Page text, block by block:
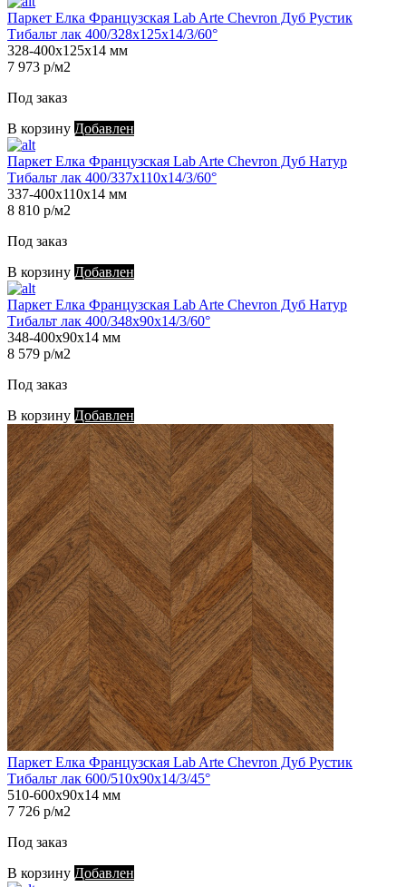
Паркет Елка Французская Lab Arte Chevron Дуб Рустик
Тибальт лак 400/328х125х14/3/60°
328-400х125х14 мм
7 973 р/м2
Под заказ
В корзину Добавлен
Паркет Елка Французская Lab Arte Chevron Дуб Натур
Тибальт лак 400/337х110х14/3/60°
337-400х110х14 мм
8 810 р/м2
Под заказ
В корзину Добавлен
Паркет Елка Французская Lab Arte Chevron Дуб Натур
Тибальт лак 400/348х90х14/3/60°
348-400х90х14 мм
8 579 р/м2
Под заказ
В корзину Добавлен
Паркет Елка Французская Lab Arte Chevron Дуб Рустик
Тибальт лак 600/510х90х14/3/45°
510-600х90х14 мм
7 726 р/м2
Под заказ
В корзину Добавлен